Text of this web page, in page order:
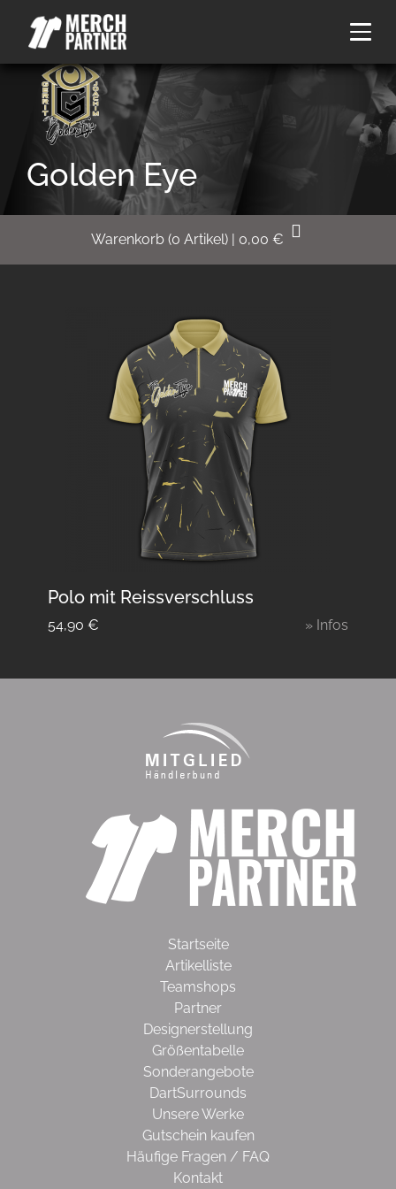
Golden Eye
Warenkorb (0 Artikel) | 0,00 €
Polo mit Reissverschluss
54,90 € » Infos
Startseite
Artikelliste
Teamshops
Partner
Designerstellung
Größentabelle
Sonderangebote
DartSurrounds
Unsere Werke
Gutschein kaufen
Häufige Fragen / FAQ
Kontakt